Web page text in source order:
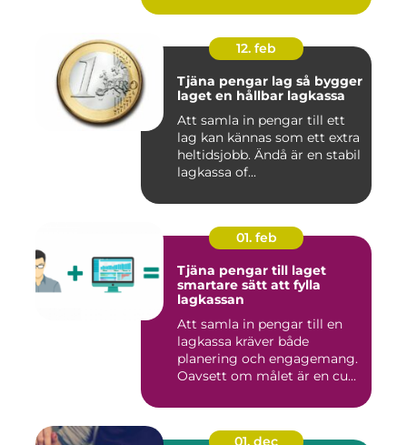
12. feb
Tjäna pengar lag så bygger
laget en hållbar lagkassa
Att samla in pengar till ett
lag kan kännas som ett extra
heltidsjobb. Ändå är en stabil
lagkassa of...
01. feb
Tjäna pengar till laget
smartare sätt att fylla
lagkassan
Att samla in pengar till en
lagkassa kräver både
planering och engagemang.
Oavsett om målet är en cu...
01. dec